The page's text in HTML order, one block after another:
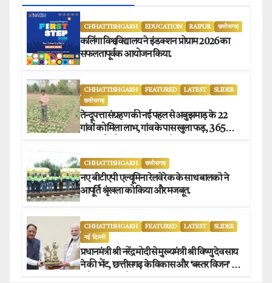
CHHATTISHGARH EDUCATION RAIPUR छत्तीसगढ़
कलिंगा विश्वविद्यालय ने इंडक्शन प्रोग्राम 2026 का
सफलतापूर्वक आयोजन किया.
CHHATTISHGARH FEATURED LATEST
SLIDER
छत्तीसगढ़
तेन्दूपत्ता संग्रहण की नई पहल से अबुझमाड़ के 22
गांवों को मिला लाभ, गांव के पास खुला फड़, 365
CHHATTISHGARH छत्तीसगढ़
नए बीटीएपी एल्यूमिना रेलवे रेक के साथ बालको ने
आपूर्ति श्रृंखला को किया और मजबूत.
CHHATTISHGARH FEATURED LATEST
SLIDER
नई दिल्ली
प्रधानमंत्री श्री नरेंद्र मोदी से मुख्यमंत्री श्री विष्णु देव साय
ने की भेंट, छत्तीसगढ़ के विकास और ‘बस्तर विजन’ पर